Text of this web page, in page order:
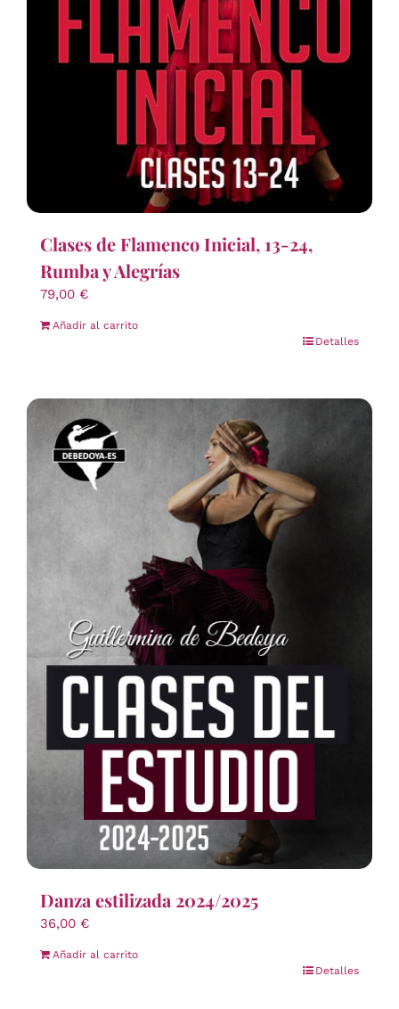
Clases de Flamenco Inicial, 13-24,
Rumba y Alegrías
79,00 €
Añadir al carrito
Detalles
Danza estilizada 2024/2025
36,00 €
Añadir al carrito
Detalles